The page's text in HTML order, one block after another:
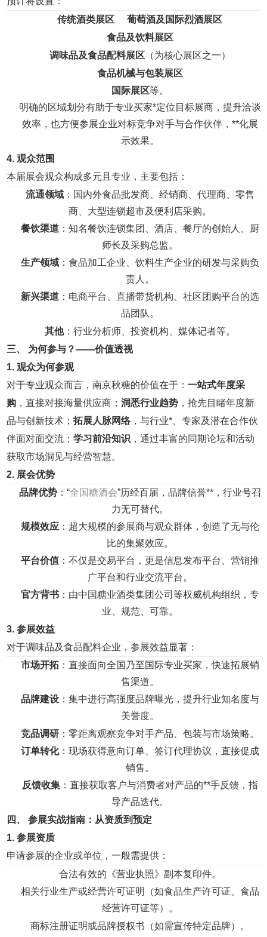
传统酒类展区
葡萄酒及国际烈酒展区
食品及饮料展区
调味品及食品配料展区（为核心展区之一）
食品机械与包装展区
国际展区等。
明确的区域划分有助于专业买家*定位目标展商，提升洽谈
效率，也方便参展企业对标竞争对手与合作伙伴，**化展
示效果。
4. 观众范围
本届展会观众构成多元且专业，主要包括：
流通领域：国内外食品批发商、经销商、代理商、零售
商、大型连锁超市及便利店采购。
餐饮渠道：知名餐饮连锁集团、酒店、餐厅的创始人、厨
师长及采购总监。
生产领域：食品加工企业、饮料生产企业的研发与采购负
责人。
新兴渠道：电商平台、直播带货机构、社区团购平台的选
品团队。
其他：行业分析师、投资机构、媒体记者等。
三、 为何参与？——价值透视
1. 观众为何参观
对于专业观众而言，南京秋糖的价值在于： 一站式年度采
购，直接对接海量供应商； 洞悉行业趋势，抢先目睹年度新
品与创新技术； 拓展人脉网络，与行业*、专家及潜在合作伙
伴面对面交流； 学习前沿知识 ，通过丰富的同期论坛和活动
获取市场洞见与经营智慧。
2. 展会优势
品牌优势：“全国糖酒会”历经百届，品牌信誉**，行业号召
力无可替代。
规模效应：超大规模的参展商与观众群体，创造了无与伦
比的集聚效应。
平台价值：不仅是交易平台，更是信息发布平台、营销推
广平台和行业交流平台。
官方背书：由中国糖业酒类集团公司等权威机构组织，专
业、规范、可靠。
3. 参展效益
对于调味品及食品配料企业，参展效益显著：
市场开拓：直接面向全国乃至国际专业买家，快速拓展销
售渠道。
品牌建设：集中进行高强度品牌曝光，提升行业知名度与
美誉度。
竞品调研：零距离观察竞争对手产品、包装与市场策略。
订单转化：现场获得意向订单、签订代理协议，直接促成
销售。
反馈收集：直接获取客户与消费者对产品的**手反馈，指
导产品迭代。
四、 参展实战指南：从资质到预定
1. 参展资质
申请参展的企业或单位，一般需提供：
合法有效的《营业执照》副本复印件。
相关行业生产或经营许可证明（如食品生产许可证、食品
经营许可证等）。
商标注册证明或品牌授权书（如需宣传特定品牌）。